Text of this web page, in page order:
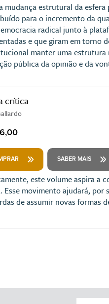
mudança estrutural da
para o incremento da
radical junto à
e que giram em torno
manter uma estrutura
pública da opinião e da
crítica
SABER MAIS
este volume aspira a
Esse movimento ajudará, por
de assumir novas formas